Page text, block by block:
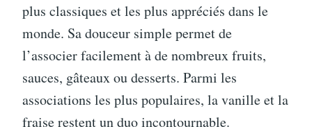
plus classiques et les plus appréciés dans le
monde. Sa douceur simple permet de
l’associer facilement à de nombreux fruits,
sauces, gâteaux ou desserts. Parmi les
associations les plus populaires, la vanille et la
fraise restent un duo incontournable.